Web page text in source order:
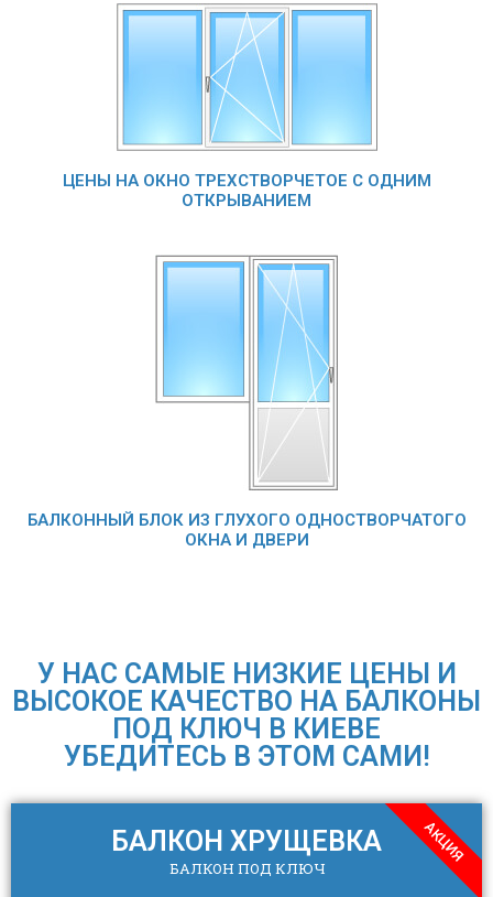
ЦЕНЫ НА ОКНО ТРЕХСТВОРЧЕТОЕ С ОДНИМ
ОТКРЫВАНИЕМ
БАЛКОННЫЙ БЛОК ИЗ ГЛУХОГО ОДНОСТВОРЧАТОГО
ОКНА И ДВЕРИ
У НАС САМЫЕ НИЗКИЕ ЦЕНЫ И
ВЫСОКОЕ КАЧЕСТВО НА БАЛКОНЫ
ПОД КЛЮЧ В КИЕВЕ
УБЕДИТЕСЬ В ЭТОМ САМИ!
БАЛКОН ХРУЩЕВКА
БАЛКОН ПОД КЛЮЧ
АКЦИЯ